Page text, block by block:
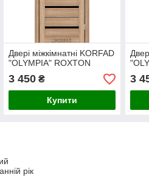
Двері міжкімнатні KORFAD
"OLYMPIA" ROXTON
3 450₴
Купити
3
рік